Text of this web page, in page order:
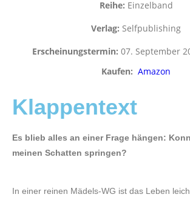
Reihe: Einzelband
Verlag: Selfpublishing
Erscheinungstermin: 07. September
Kaufen: Amazon
Klappentext
Es blieb alles an einer Frage hängen:
meinen Schatten springen?
In einer reinen Mädels-WG ist das Leben